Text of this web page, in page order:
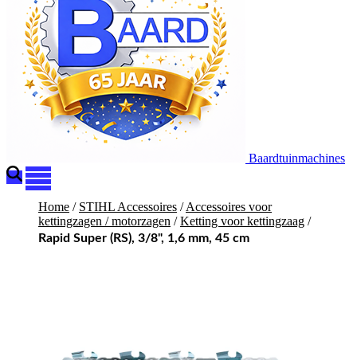
Baardtuinmachines
Home / STIHL Accessoires /Accessoires voor
kettingzagen / motorzagen /Ketting voor kettingzaag /
Rapid Super (RS), 3/8", 1,6 mm, 45 cm